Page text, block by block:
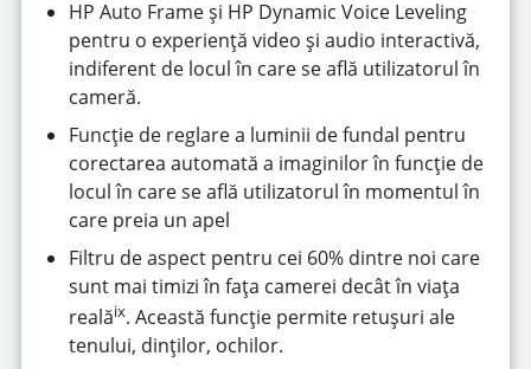
HP Auto Frame și HP Dynamic Voice Leveling
pentru o experiență video și audio interactivă,
indiferent de locul în care se află utilizatorul în
cameră.
Funcție de reglare a luminii de fundal pentru
corectarea automată a imaginilor în funcție de
locul în care se află utilizatorul în momentul în
care preia un apel
Filtru de aspect pentru cei 60% dintre noi care
sunt mai timizi în fața camerei decât în viața
realăix. Această funcție permite retușuri ale
tenului, dinților, ochilor.